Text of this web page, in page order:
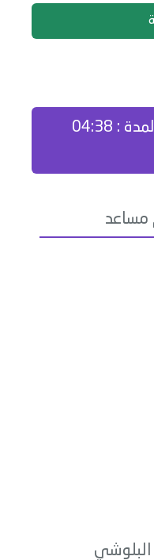
المدة : 04:38
مساعد
البلوشي